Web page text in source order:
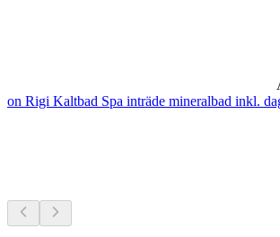
on Rigi Kaltbad Spa inträde mineralbad inkl.